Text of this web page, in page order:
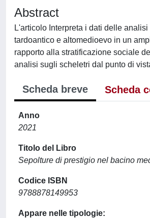
Abstract
L'articolo Interpreta i dati delle
tardoantico e altomedioevo in un
rapporto alla stratificazione sociale
analisi sugli scheletri dal punto di
Scheda breve Scheda
Anno
2021
Titolo del Libro
Sepolture di prestigio nel bacino
Codice ISBN
9788878149953
Appare nelle tipologie: